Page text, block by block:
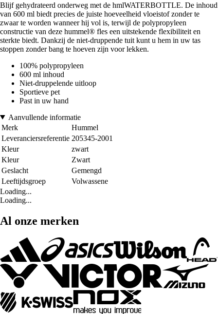
Blijf gehydrateerd onderweg met de hmlWATERBOTTLE. De inhoud
van 600 ml biedt precies de juiste hoeveelheid vloeistof zonder te
zwaar te worden wanneer hij vol is, terwijl de polypropyleen
constructie van deze hummel® fles een uitstekende flexibiliteit en
sterkte biedt. Dankzij de niet-druppende tuit kunt u hem in uw tas
stoppen zonder bang te hoeven zijn voor lekken.
100% polypropyleen
600 ml inhoud
Niet-druppelende uitloop
Sportieve pet
Past in uw hand
Aanvullende informatie
Merk
Hummel
Leveranciersreferentie 205345-2001
Kleur
zwart
Kleur
Zwart
Geslacht
Gemengd
Leeftijdsgroep
Volwassene
Loading...
Loading...
Al onze merken